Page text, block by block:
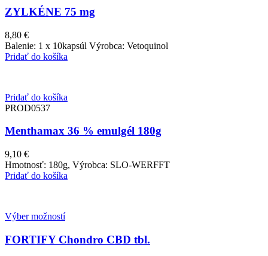
ZYLKÉNE 75 mg
8,80 €
Balenie: 1 x 10kapsúl Výrobca: Vetoquinol
Pridať do košíka
Pridať do košíka
PROD0537
Menthamax 36 % emulgél 180g
9,10 €
Hmotnosť: 180g, Výrobca: SLO-WERFFT
Pridať do košíka
Výber možností
FORTIFY Chondro CBD tbl.